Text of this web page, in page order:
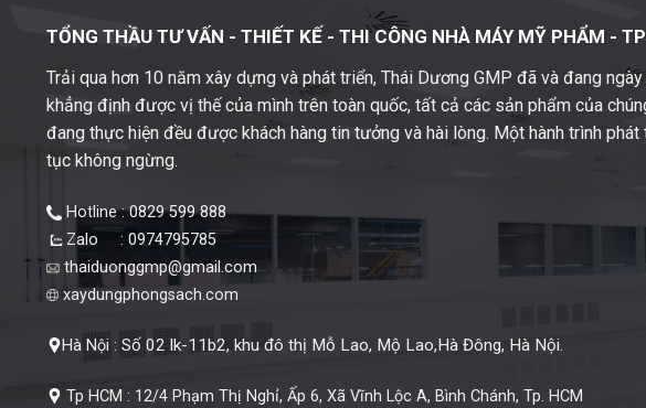
TỔNG THẦU TƯ VẤN - THIẾT KẾ - THI CÔNG NHÀ MÁY MỸ PHẨM -
Trải qua hơn 10 năm xây dựng và phát triển, Thái Dương GMP đã và đang
khẳng định được vị thế của mình trên toàn quốc, tất cả các sản phẩm của
đang thực hiện đều được khách hàng tin tưởng và hài lòng. Một hành trình phát
tục không ngừng.
Hotline : 0829 599 888
Zalo : 0974795785
thaiduonggmp@gmail.com
xaydungphongsach.com
Hà Nội :Số 02 lk-11b2, khu đô thị Mỗ Lao, Mộ Lao,Hà Đông, Hà Nội.
Tp HCM : 12/4 Phạm Thị Nghỉ, Ấp 6, Xã Vĩnh Lộc A, Bình Chánh, Tp. HCM